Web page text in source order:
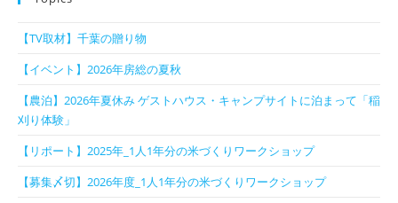
【TV取材】千葉の贈り物
【イベント】2026年房総の夏秋
【農泊】2026年夏休み ゲストハウス・キャンプサイトに泊まって「稲
刈り体験」
【リポート】2025年_1人1年分の米づくりワークショップ
【募集〆切】2026年度_1人1年分の米づくりワークショップ